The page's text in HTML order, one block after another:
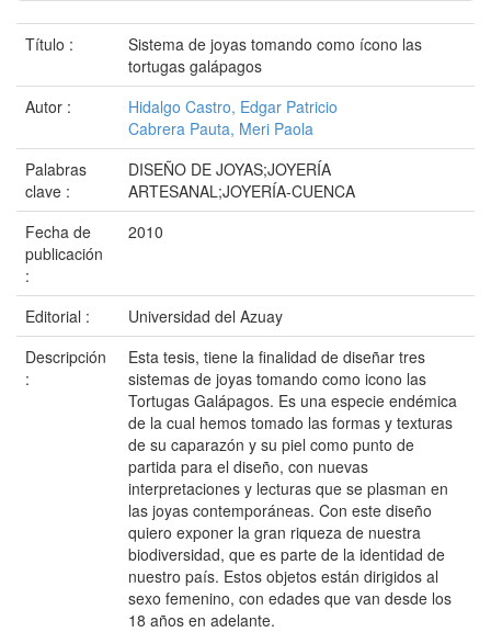
Título :
Sistema de joyas tomando como ícono las
tortugas galápagos
Autor :
Hidalgo Castro, Edgar Patricio
Cabrera Pauta, Meri Paola
Palabras
clave :
DISEÑO DE JOYAS;JOYERÍA
ARTESANAL;JOYERÍA-CUENCA
Fecha de
publicación
:
2010
Editorial :
Universidad del Azuay
Descripción
:
Esta tesis, tiene la finalidad de diseñar tres
sistemas de joyas tomando como icono las
Tortugas Galápagos. Es una especie endémica
de la cual hemos tomado las formas y texturas
de su caparazón y su piel como punto de
partida para el diseño, con nuevas
interpretaciones y lecturas que se plasman en
las joyas contemporáneas. Con este diseño
quiero exponer la gran riqueza de nuestra
biodiversidad, que es parte de la identidad de
nuestro país. Estos objetos están dirigidos al
sexo femenino, con edades que van desde los
18 años en adelante.